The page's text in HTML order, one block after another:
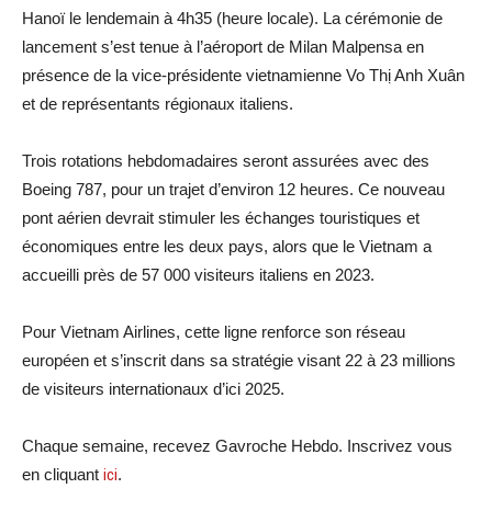
Hanoï le lendemain à 4h35 (heure locale). La cérémonie de
lancement s’est tenue à l’aéroport de Milan Malpensa en
présence de la vice-présidente vietnamienne Vo Thị Anh Xuân
et de représentants régionaux italiens.
Trois rotations hebdomadaires seront assurées avec des
Boeing 787, pour un trajet d’environ 12 heures. Ce nouveau
pont aérien devrait stimuler les échanges touristiques et
économiques entre les deux pays, alors que le Vietnam a
accueilli près de 57 000 visiteurs italiens en 2023.
Pour Vietnam Airlines, cette ligne renforce son réseau
européen et s’inscrit dans sa stratégie visant 22 à 23 millions
de visiteurs internationaux d’ici 2025.
Chaque semaine, recevez Gavroche Hebdo. Inscrivez vous
en cliquant ici.